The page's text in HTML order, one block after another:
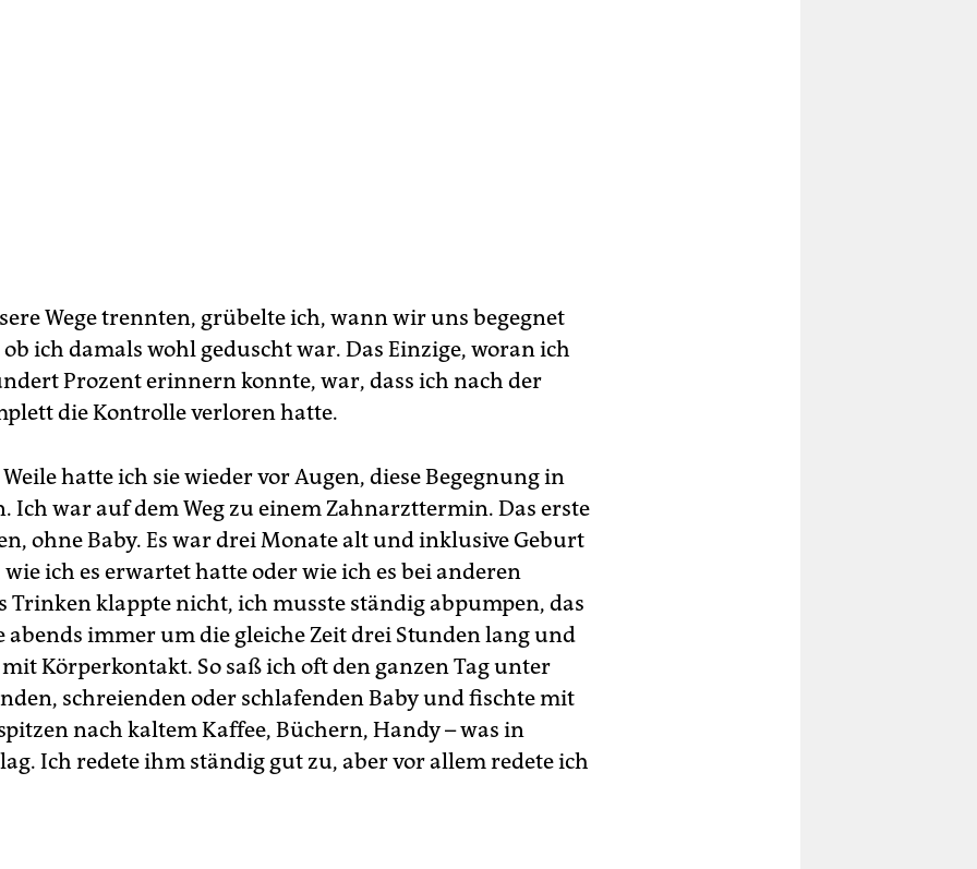
Wege trennten, grübelte ich, wann wir uns begegnet
ich damals wohl geduscht war. Das Einzige, woran ich
Prozent erinnern konnte, war, dass ich nach der
die Kontrolle verloren hatte.
hatte ich sie wieder vor Augen, diese Begegnung in
Ich war auf dem Weg zu einem Zahnarzttermin. Das erste
ohne Baby. Es war drei Monate alt und inklusive Geburt
ich es erwartet hatte oder wie ich es bei anderen
Trinken klappte nicht, ich musste ständig abpumpen, das
abends immer um die gleiche Zeit drei Stunden lang und
Körperkontakt. So saß ich oft den ganzen Tag unter
schreienden oder schlafenden Baby und fischte mit
nach kaltem Kaffee, Büchern, Handy – was in
Ich redete ihm ständig gut zu, aber vor allem redete ich